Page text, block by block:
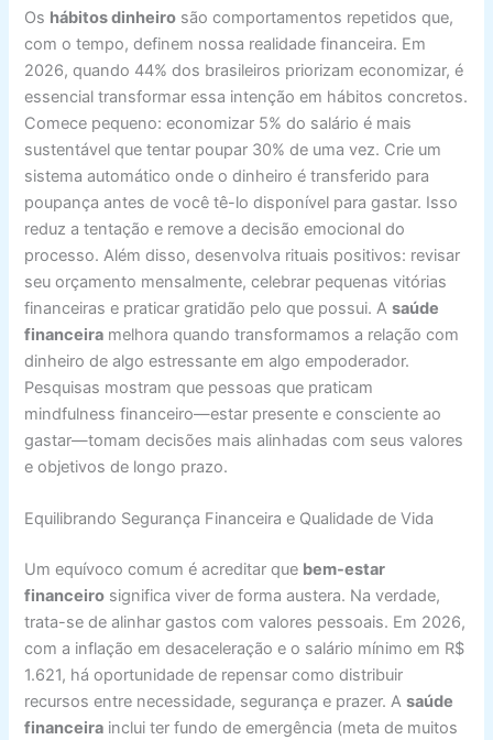
Os hábitos dinheiro são comportamentos repetidos que,
com o tempo, definem nossa realidade financeira. Em
2026, quando 44% dos brasileiros priorizam economizar, é
essencial transformar essa intenção em hábitos concretos.
Comece pequeno: economizar 5% do salário é mais
sustentável que tentar poupar 30% de uma vez. Crie um
sistema automático onde o dinheiro é transferido para
poupança antes de você tê-lo disponível para gastar. Isso
reduz a tentação e remove a decisão emocional do
processo. Além disso, desenvolva rituais positivos: revisar
seu orçamento mensalmente, celebrar pequenas vitórias
financeiras e praticar gratidão pelo que possui. Asaúde
financeira melhora quando transformamos a relação com
dinheiro de algo estressante em algo empoderador.
Pesquisas mostram que pessoas que praticam
mindfulness financeiro—estar presente e consciente ao
gastar—tomam decisões mais alinhadas com seus valores
e objetivos de longo prazo.
Equilibrando Segurança Financeira e Qualidade de Vida
Um equívoco comum é acreditar que bem-estar
financeiro significa viver de forma austera. Na verdade,
trata-se de alinhar gastos com valores pessoais. Em 2026,
com a inflação em desaceleração e o salário mínimo em R$
1.621, há oportunidade de repensar como distribuir
recursos entre necessidade, segurança e prazer. Asaúde
financeira inclui ter fundo de emergência (meta de muitos